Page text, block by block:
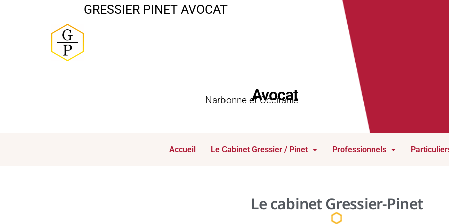
GRESSIER PINET AVOCAT
Avocat
Narbonne et Occitanie
Accueil Le Cabinet Gressier / Pinet Professionnels
Le cabinet Gressier-Pinet